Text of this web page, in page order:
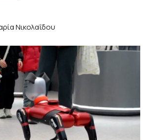
Νικολαΐδου